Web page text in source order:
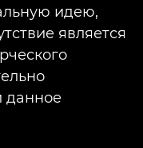
идею,
является
данное